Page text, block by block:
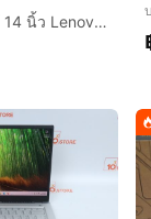
ขายโน๊ตบุ๊คจอพับได้ 14 นิ้ว Lenovo IdeaPad 5I 2in1